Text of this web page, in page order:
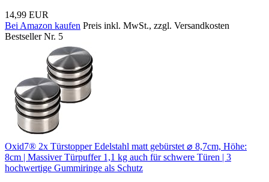
14,99 EUR
Bei Amazon kaufen Preis inkl. MwSt., zzgl. Versandkosten
Bestseller Nr. 5
Oxid7® 2x Türstopper Edelstahl matt gebürstet ⌀ 8,7cm, Höhe:
8cm | Massiver Türpuffer 1,1 kg auch für schwere Türen | 3
hochwertige Gummiringe als Schutz